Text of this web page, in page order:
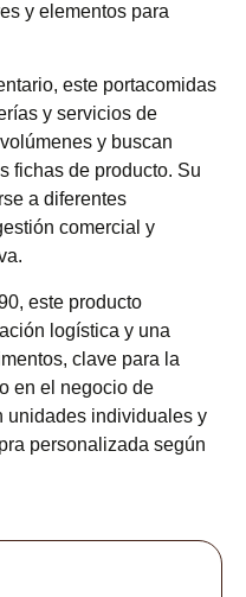
y elementos para
este portacomidas
y servicios de
y buscan
fichas de producto. Su
a diferentes
comercial y
este producto
logística y una
clave para la
en el negocio de
unidades individuales y
personalizada según